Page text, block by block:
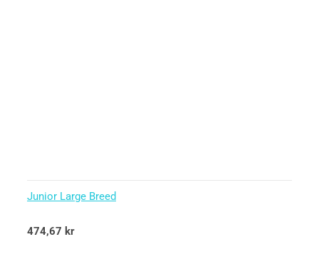
Junior Large Breed
Betygsatt
5.00
474,67 kr